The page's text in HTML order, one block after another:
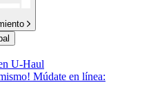
U-Haul
Múdate en línea: